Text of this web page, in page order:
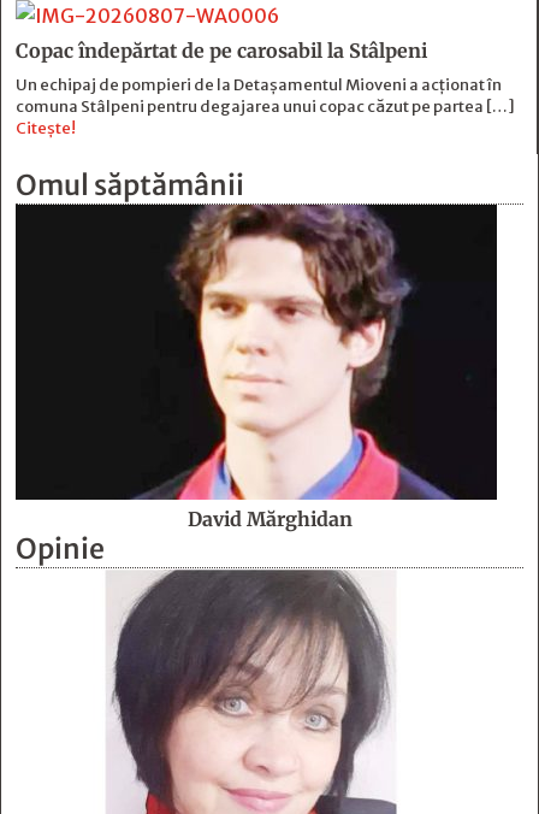
Copac îndepărtat de pe carosabil la Stâlpeni
Un echipaj de pompieri de la Detașamentul Mioveni a acționat în
comuna Stâlpeni pentru degajarea unui copac căzut pe partea […]
Citește!
Omul săptămânii
David Mărghidan
Opinie